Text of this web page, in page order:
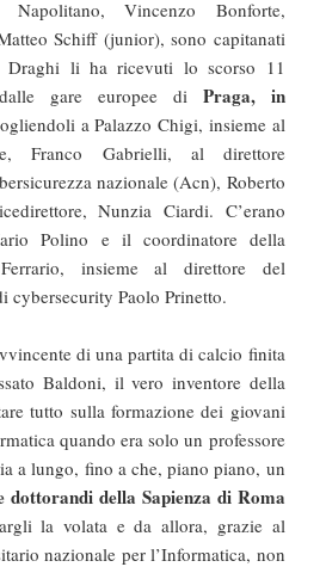
Napolitano, Vincenzo Bonforte,
Schiff (junior), sono capitanati
Draghi li ha ricevuti lo scorso 11
gare europee di Praga, in
a Palazzo Chigi, insieme al
Franco Gabrielli, al direttore
nazionale (Acn), Roberto
Nunzia Ciardi. C’erano
Polino e il coordinatore della
insieme al direttore del
cybersecurity Paolo Prinetto.
di una partita di calcio finita
Baldoni, il vero inventore della
tutto sulla formazione dei giovani
quando era solo un professore
a lungo, fino a che, piano piano, un
dottorandi della Sapienza di Roma
la volata e da allora, grazie al
nazionale per l’Informatica, non